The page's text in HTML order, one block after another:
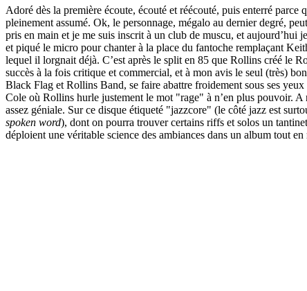
Adoré dès la première écoute, écouté et réécouté, puis enterré
pleinement assumé. Ok, le personnage, mégalo au dernier degré,
pris en main et je me suis inscrit à un club de muscu, et
et piqué le micro pour chanter à la place du fantoche remplaçant
lequel il lorgnait déjà. C’est après le split en 85 que Rollins créé le
succès à la fois critique et commercial, et à mon avis le seul (très)
Black Flag et Rollins Band, se faire abattre froidement sous ses
Cole où Rollins hurle justement le mot "rage" à n’en plus pouvoir.
assez géniale. Sur ce disque étiqueté "jazzcore" (le côté jazz est
spoken word), dont on pourra trouver certains riffs et solos un
déploient une véritable science des ambiances dans un album tout